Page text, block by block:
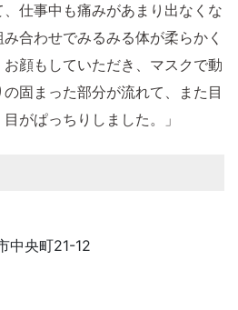
仕事中も痛みがあまり出なくな
合わせでみるみる体が柔らかく
顔もしていただき、マスクで動
固まった部分が流れて、また目
がぱっちりしました。」
中央町21-12